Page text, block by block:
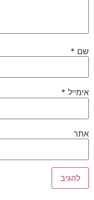
שם *
אימייל *
אתר